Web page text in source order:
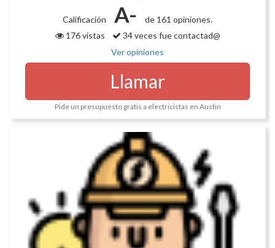
Calificación A-
de 161 opiniones.
176 vistas
34 veces fue contactad@
Ver opiniones
Llamar
Pide un presupuesto gratis a electricistas en Austin